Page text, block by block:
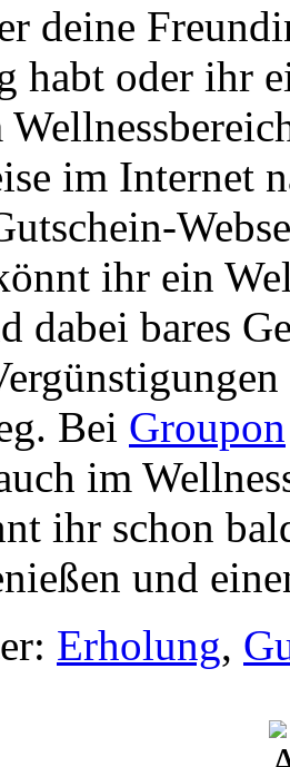
deine
habt oder ihr
im Internet
ihr ein
dabei bares
Bei Groupon
im
ihr schon
und
Erholung,